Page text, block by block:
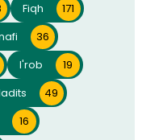
Fiqh
171
36
I'rob
19
49
16